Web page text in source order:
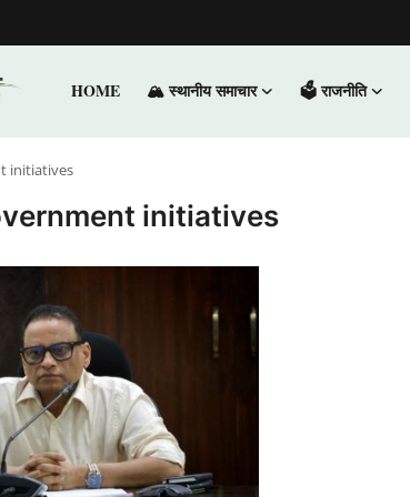
HOME 🏔️ स्थानीय समाचार 🗳️ राजनीति
initiatives
initiatives